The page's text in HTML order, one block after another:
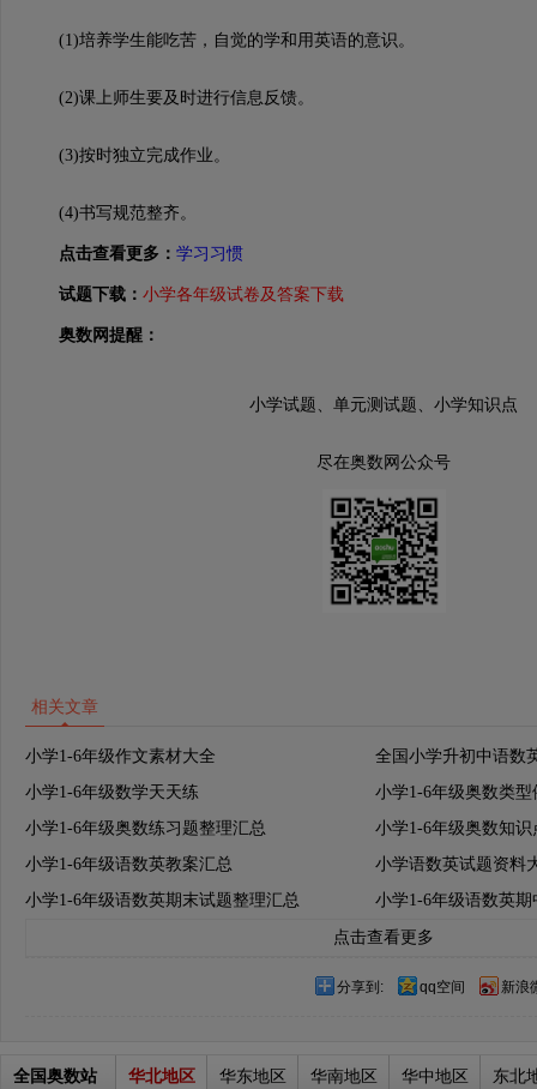
(1)培养学生能吃苦，自觉的学和用英语的意识。
(2)课上师生要及时进行信息反馈。
(3)按时独立完成作业。
(4)书写规范整齐。
点击查看更多： 学习习惯
试题下载： 小学各年级试卷及答案下载
奥数网提醒：
小学试题、单元测试题、小学知识点
尽在奥数网公众号
相关文章
小学1-6年级作文素材大全
全国小学升初中语数
小学1-6年级数学天天练
小学1-6年级奥数类
小学1-6年级奥数练习题整理汇总
小学1-6年级奥数知识
小学1-6年级语数英教案汇总
小学语数英试题资料
小学1-6年级语数英期末试题整理汇总
小学1-6年级语数英
点击查看更多
分享到: qq空间 新浪
全国奥数站 华北地区 华东地区 华南地区 华中地区 东北